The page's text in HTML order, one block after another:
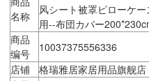
名称
风シート被罩ピローケ
用--布団カバー
商品
编号
10037375556336
店铺
格瑞雅居家居用品旗舰店